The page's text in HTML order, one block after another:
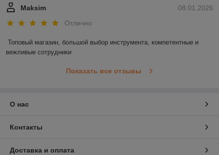
08.01.2026
Maksim
Отлично
Топовый магазин, большой выбор инструмента, компетентные и
вежливые сотрудники
Показать все отзывы
О нас
Контакты
Доставка и оплата